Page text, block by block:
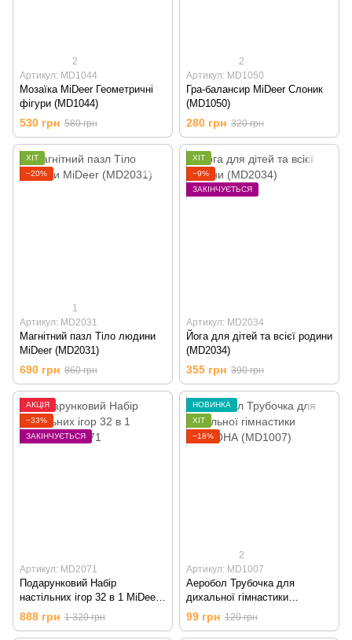
2
Артикул: MD1044
Мозаїка MiDeer Геометричні
фігури (MD1044)
530 грн 580 грн
2
Артикул: MD1050
Гра-балансир MiDeer Слоник
(MD1050)
280 грн 320 грн
ХІТ
−20%
1
Артикул: MD2031
Магнітний пазл Тіло людини
MiDeer (MD2031)
690 грн 860 грн
ХІТ
−9%
ЗАКІНЧУЄТЬСЯ
Артикул: MD2034
Йога для дітей та всієї родини
(MD2034)
355 грн 390 грн
АКЦІЯ
−33%
ЗАКІНЧУЄТЬСЯ
Артикул: MD2071
Подарунковий Набір
настільних ігор 32 в 1 MiDeer
MD2071
888 грн 1 320 грн
НОВИНКА
ХІТ
−18%
2
Артикул: MD1007
Аеробол Трубочка для
дихальної гімнастики
ЧЕРВОНА (MD1007)
99 грн 120 грн